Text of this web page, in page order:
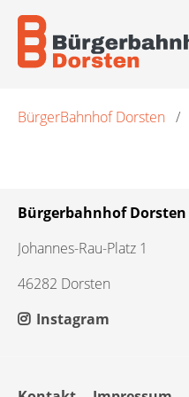
überspringen
BürgerBahnhof Dorsten
Bürgerbahnhof Dorsten
Johannes-Rau-Platz 1
46282 Dorsten
Instagram